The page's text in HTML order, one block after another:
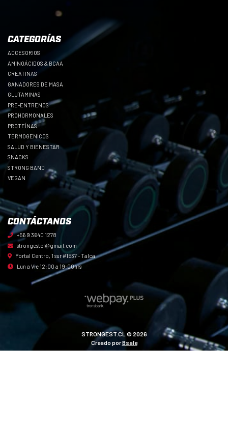
CATEGORÍAS
ACCESORIOS
AMINOÁCIDOS & BCAA
CREATINAS
GANADORES DE MASA
GLUTAMINAS
PRE-ENTRENOS
PROHORMONALES
PROTEÍNAS
TERMOGENICOS
SALUD Y BIENESTAR
SNACKS
STRONG BAND
VEGAN
CONTÁCTANOS
+56 9 3640 1278
strongestcl@gmail.com
Portal Centro, 1 sur #1537 - Talca
Lun a Vie 12:00 a 19:00hrs
STRONGEST.CL © 2026
Creado porBsale